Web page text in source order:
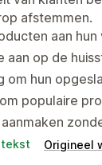
afstemmen.
aan
aan op de
om hun
populaire
Origineel